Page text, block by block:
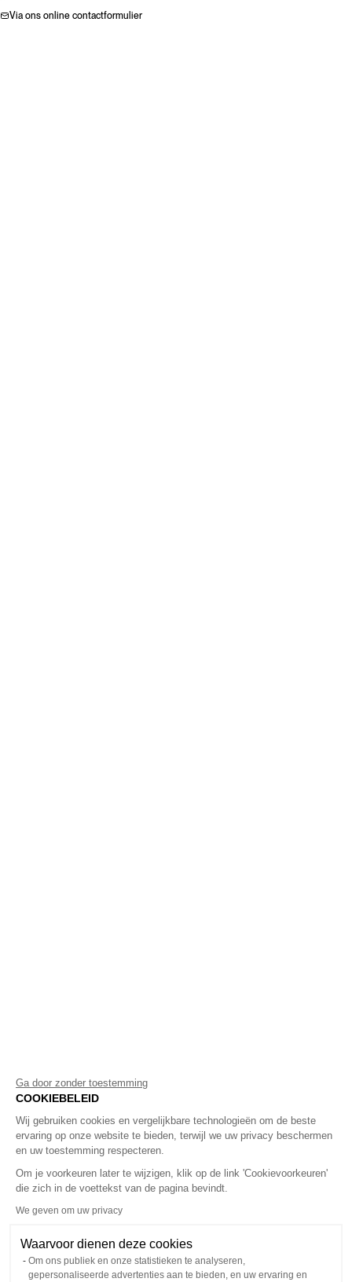
Ga door zonder toestemming
COOKIEBELEID
Wij gebruiken cookies en vergelijkbare technologieën om de beste
ervaring op onze website te bieden, terwijl we uw privacy beschermen
en uw toestemming respecteren.
Om je voorkeuren later te wijzigen, klik op de link 'Cookievoorkeuren'
die zich in de voettekst van de pagina bevindt.
We geven om uw privacy
Waarvoor dienen deze cookies
Om ons publiek en onze statistieken te analyseren,
gepersonaliseerde advertenties aan te bieden, en uw ervaring en
bekijken en je Bellerose-
beheren
Via ons online contactformulier
bekijken en je Bellerose-
beheren